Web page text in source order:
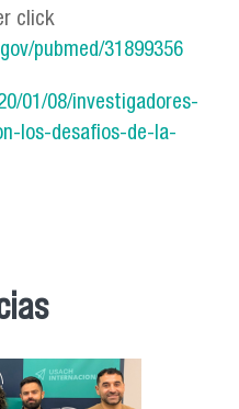
click
pubmed/31899356
01/08/investigadores-
los-desafios-de-la-